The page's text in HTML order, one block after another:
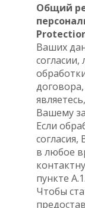
Общий
Ваших
согласии,
Вашему
Если
в любое
пункте A.1.
Чтобы